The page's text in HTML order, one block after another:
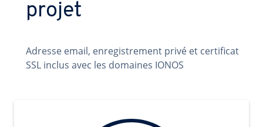
projet
Adresse email, enregistrement privé et certificat
SSL inclus avec les domaines IONOS